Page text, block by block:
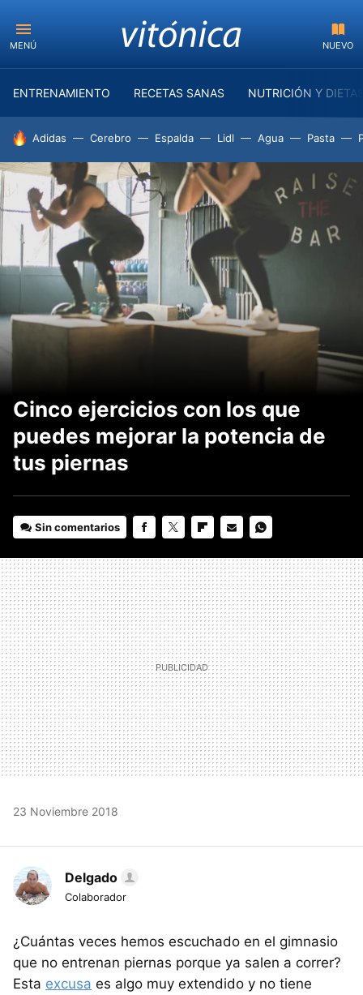
MENÚ NUEVO
ENTRENAMIENTO RECETAS SANAS NUTRICIÓN Y
HOY SE HABLA DE
Adidas Cerebro Espalda Lidl Agua Pasta
Cinco ejercicios con los que
puedes mejorar la potencia de
tus piernas
Sin comentarios
MAIL
23 Noviembre 2018
Delgado
Colaborador
¿Cuántas veces hemos escuchado en el gimnasio
que no entrenan piernas porque ya salen a correr?
Esta excusa es algo muy extendido y no tiene